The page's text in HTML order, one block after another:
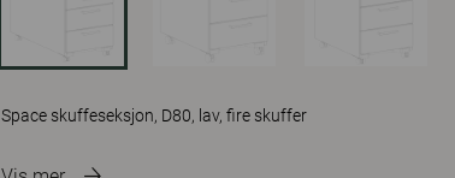
Space skuffeseksjon, D80, lav, fire skuffer